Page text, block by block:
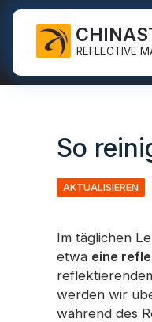
REFLECTIVE
Industrielles
FR-
Logo
Reflektierende
leuchtet
Stoff
Silberner
Stoff
Sweatshirts
Neue Produkte
Video
Katalog
Internationale
So
AKTUALISIEREN
Im täglichen
etwa eine
werden wir
während des